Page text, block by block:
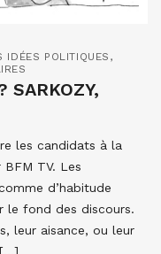
IDÉES POLITIQUES ,
SARKOZY,
les candidats à la
TV. Les
d’habitude
le fond des discours.
leur aisance, ou leur
[…]